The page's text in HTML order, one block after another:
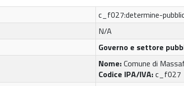
c_f027:determine-
N/A
Governo e settore
Nome:Comune di
Codice IPA/IVA:c_f027